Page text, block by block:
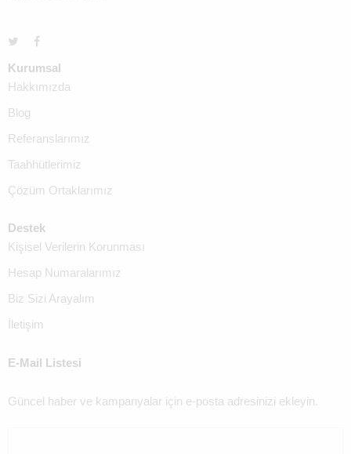
Kurumsal
Hakkımızda
Blog
Referanslarımız
Taahhütlerimiz
Çözüm Ortaklarımız
Destek
Kişisel Verilerin Korunması
Hesap Numaralarımız
Biz Sizi Arayalım
İletişim
E-Mail Listesi
Güncel haber ve kampanyalar için e-posta adresinizi ekleyin.